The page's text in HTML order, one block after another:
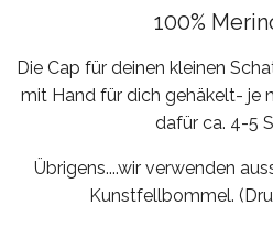
100%
Die Cap für deinen kleinen
mit Hand für dich gehäkelt- je
dafür ca. 4-5
Übrigens....wir verwenden
Kunstfellbommel.